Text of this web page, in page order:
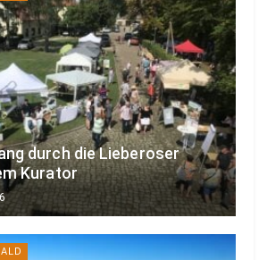
durch die Lieberoser
Kurator